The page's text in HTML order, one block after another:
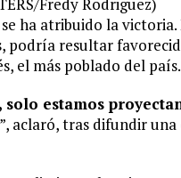
Fredy Rodriguez)
ha atribuido la
podría resultar
el más poblado del país.
estamos
”, aclaró, tras difundir